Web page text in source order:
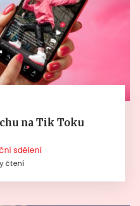
na Tik Toku
sdělení
čtení